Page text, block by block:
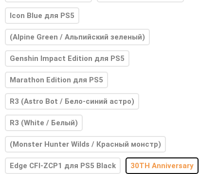
Icon Blue для PS5
(Alpine Green / Альпийский зеленый)
Genshin Impact Edition для PS5
Marathon Edition для PS5
R3 (Astro Bot / Бело-синий астро)
R3 (White / Белый)
(Monster Hunter Wilds / Красный монстр)
Edge CFI-ZCP1 для PS5 Black 30TH Anniversary